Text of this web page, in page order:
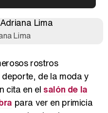
Lima
rostros
de la moda y
cita en el salón de la
para ver en primicia